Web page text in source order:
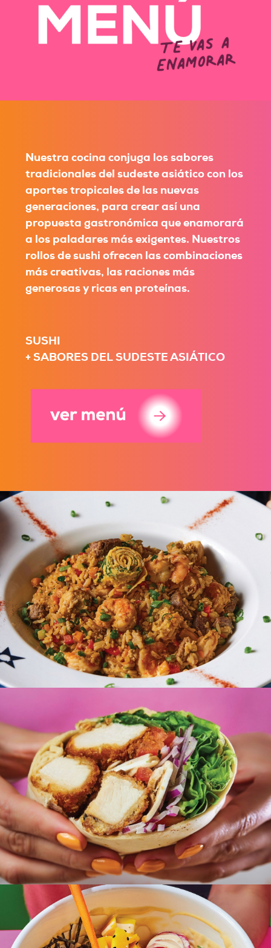
Nuestra cocina conjuga los sabores
tradicionales del sudeste asiático con los
aportes tropicales de las nuevas
generaciones, para crear así una
propuesta gastronómica que enamorará
a los paladares más exigentes. Nuestros
rollos de sushi ofrecen las combinaciones
más creativas, las raciones más
generosas y ricas en proteínas.
SUSHI
+ SABORES DEL SUDESTE ASIÁTICO